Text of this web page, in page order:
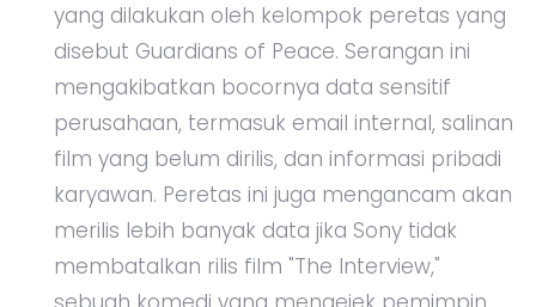
yang dilakukan oleh kelompok peretas yang
disebut Guardians of Peace. Serangan ini
mengakibatkan bocornya data sensitif
perusahaan, termasuk email internal, salinan
film yang belum dirilis, dan informasi pribadi
karyawan. Peretas ini juga mengancam akan
merilis lebih banyak data jika Sony tidak
membatalkan rilis film "The Interview,"